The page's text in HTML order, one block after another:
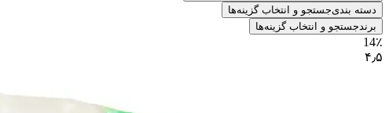
دسته بندیجستجو و انتخاب گزینه‌ها
برند جستجو و انتخاب گزینه‌ها
14٪
۴٫۵